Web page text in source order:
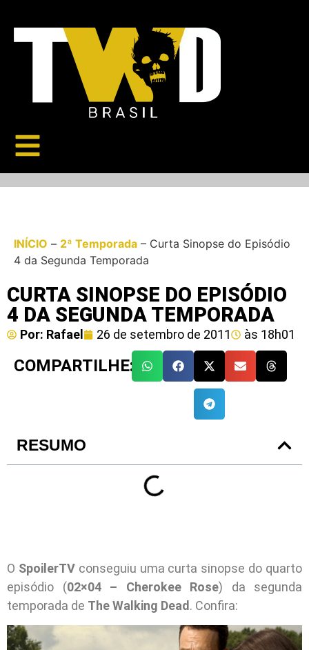
INÍCIO – 2ª Temporada – Curta Sinopse do Episódio
4 da Segunda Temporada
CURTA SINOPSE DO EPISÓDIO
4 DA SEGUNDA TEMPORADA
Por: Rafael 26 de setembro de 2011 às 18h01
COMPARTILHE:
RESUMO
O SpoilerTVconseguiu uma curta sinopse do quarto
episódio (02×04 – Cherokee Rose) da segunda
temporada de The Walking Dead. Confira: